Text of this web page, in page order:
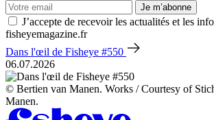
Je m’abonne
J’accepte de recevoir les actualités et les
fisheyemagazine.fr
Dans l'œil de Fisheye #550
06.07.2026
© Bertien van Manen. Works / Courtesy of
Manen.